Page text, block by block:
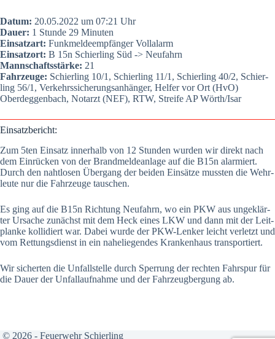
Datum: 20.05.2022 um 07:21 Uhr
Dau­er: 1 Stun­de 29 Minu­ten
Ein­satz­art: Funk­mel­de­emp­fän­ger Voll­alarm
Ein­satz­ort: B 15n Schier­ling Süd -> Neu­fahrn
Mann­schafts­stär­ke: 21
Fahr­zeu­ge: Schier­ling 10/1, Schier­ling 11/1, Schier­ling 40/2, Schier­
ling 56/1, Ver­kehrs­si­che­rungs­an­hän­ger, Hel­fer vor Ort (HvO)
Oberdeg­gen­bach, Not­arzt (NEF), RTW, Strei­fe AP Wörth/Isar
Ein­satz­be­richt:
Zum 5ten Ein­satz inner­halb von 12 Stun­den wur­den wir direkt nach
dem Ein­rü­cken von der Brand­mel­de­an­la­ge auf die B15n alar­miert.
Durch den naht­lo­sen Über­gang der bei­den Ein­sät­ze muss­ten die Wehr­
leu­te nur die Fahr­zeu­ge tau­schen.
Es ging auf die B15n Rich­tung Neu­fahrn, wo ein PKW aus unge­klär­
ter Ursa­che zunächst mit dem Heck eines LKW und dann mit der Leit­
plan­ke kol­li­diert war. Dabei wur­de der PKW-Len­ker leicht ver­letzt und
vom Ret­tungs­dienst in ein nahe­lie­gen­des Kran­ken­haus trans­por­tiert.
Wir sicher­ten die Unfall­stel­le durch Sper­rung der rech­ten Fahr­spur für
die Dau­er der Unfall­auf­nah­me und der Fahr­zeug­ber­gung ab.
© 2026 - Feuerwehr Schierling